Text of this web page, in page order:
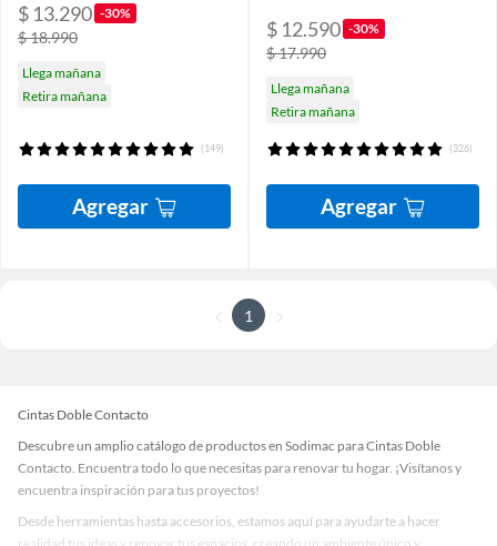
$ 13.290 -30%
$ 18.990
Llega mañana
Retira mañana
(149)
Agregar
$ 12.590 -30%
$ 17.990
Llega mañana
Retira mañana
(326)
Agregar
1
Cintas Doble Contacto
Descubre un amplio catálogo de productos en Sodimac para Cintas Doble
Contacto. Encuentra todo lo que necesitas para renovar tu hogar. ¡Visítanos y
encuentra inspiración para tus proyectos!
Desde herramientas hasta accesorios, estamos aquí para ayudarte a hacer